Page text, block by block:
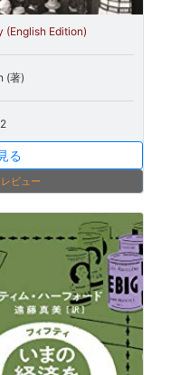
(English Edition)
(著)
る
ビュー